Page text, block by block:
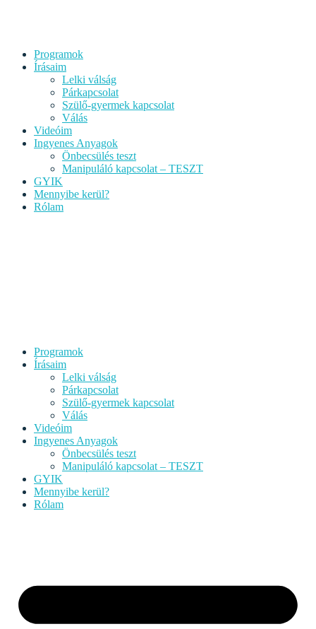
Programok
Írásaim
Lelki válság
Párkapcsolat
Szülő-gyermek kapcsolat
Válás
Videóim
Ingyenes Anyagok
Önbecsülés teszt
Manipuláló kapcsolat – TESZT
GYIK
Mennyibe kerül?
Rólam
Programok
Írásaim
Lelki válság
Párkapcsolat
Szülő-gyermek kapcsolat
Válás
Videóim
Ingyenes Anyagok
Önbecsülés teszt
Manipuláló kapcsolat – TESZT
GYIK
Mennyibe kerül?
Rólam